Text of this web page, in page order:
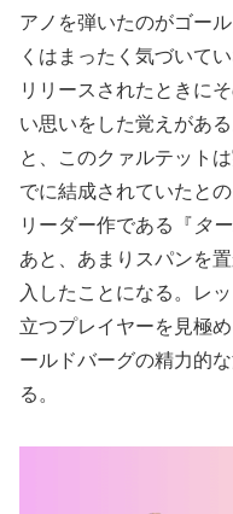
アノを弾いたのがゴー
くはまったく気づいて
リリースされたときに
い思いをした覚えがあ
と、このクァルテット
でに結成されていたと
リーダー作である『 タ
あと、あまりスパンを
入したことになる。レ
立つプレイヤーを見極
ールドバーグの精力的
る。